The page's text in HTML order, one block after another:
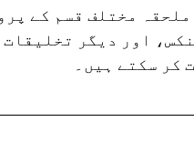
مختلف قسم کے
اور دیگر
کر سکتے ہیں۔